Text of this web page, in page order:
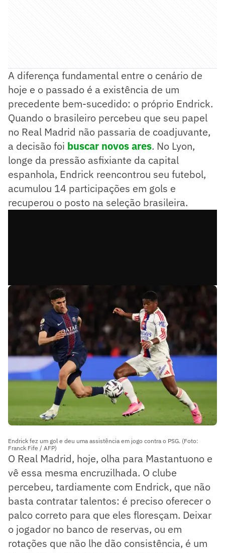
A diferença fundamental entre o cenário de
hoje e o passado é a existência de um
precedente bem-sucedido: o próprio Endrick.
Quando o brasileiro percebeu que seu papel
no Real Madrid não passaria de coadjuvante,
a decisão foi buscar novos ares. No Lyon,
longe da pressão asfixiante da capital
espanhola, Endrick reencontrou seu futebol,
acumulou 14 participações em gols e
recuperou o posto na seleção brasileira.
Endrick fez um gol e deu uma assistência em jogo contra o PSG. (Foto:
Franck Fife / AFP)
O Real Madrid, hoje, olha para Mastantuono e
vê essa mesma encruzilhada. O clube
percebeu, tardiamente com Endrick, que não
basta contratar talentos: é preciso oferecer o
palco correto para que eles floresçam. Deixar
o jogador no banco de reservas, ou em
rotações que não lhe dão consistência, é um